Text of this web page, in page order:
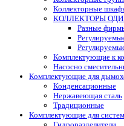
Коллекторные
КОЛЛЕКТОРЫ
Разные
Комплектующие к
Насосно
Комплектующие для
Конденсационные
Нержавеющая сталь
Традиционные
Комплектующие для